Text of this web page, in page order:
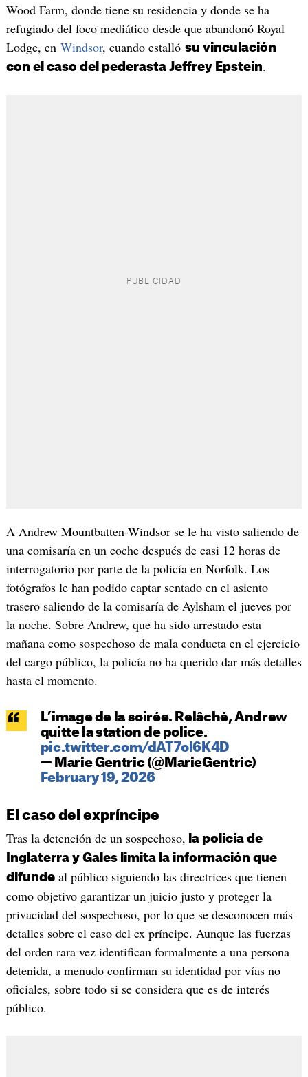
Wood Farm, donde tiene su residencia y donde se ha
refugiado del foco mediático desde que abandonó Royal
Lodge, en Windsor, cuando estalló su vinculación
con el caso del pederasta Jeffrey Epstein.
A Andrew Mountbatten-Windsor se le ha visto saliendo de
una comisaría en un coche después de casi 12 horas de
interrogatorio por parte de la policía en Norfolk. Los
fotógrafos le han podido captar sentado en el asiento
trasero saliendo de la comisaría de Aylsham el jueves por
la noche. Sobre Andrew, que ha sido arrestado esta
mañana como sospechoso de mala conducta en el ejercicio
del cargo público, la policía no ha querido dar más detalles
hasta el momento.
L’image de la soirée. Relâché, Andrew
quitte la station de police.
pic.twitter.com/dAT7ol6K4D
— Marie Gentric (@MarieGentric)
February 19, 2026
El caso del expríncipe
Tras la detención de un sospechoso, la policía de
Inglaterra y Gales limita la información que
difundeal público siguiendo las directrices que tienen
como objetivo garantizar un juicio justo y proteger la
privacidad del sospechoso, por lo que se desconocen más
detalles sobre el caso del ex príncipe. Aunque las fuerzas
del orden rara vez identifican formalmente a una persona
detenida, a menudo confirman su identidad por vías no
oficiales, sobre todo si se considera que es de interés
público.